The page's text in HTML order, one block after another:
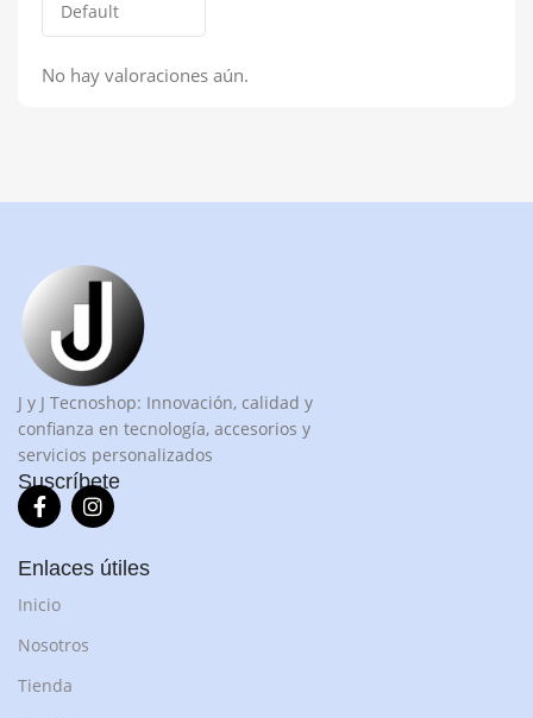
No hay valoraciones aún.
J y J Tecnoshop: Innovación, calidad y
confianza en tecnología, accesorios y
servicios personalizados
Suscríbete
Enlaces útiles
Inicio
Nosotros
Tienda